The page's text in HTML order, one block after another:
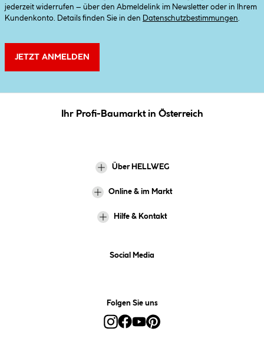
jederzeit widerrufen – über den Abmeldelink im Newsletter oder in Ihrem
Kundenkonto. Details finden Sie in den
Datenschutzbestimmungen
JETZT ANMELDEN
Ihr Profi-Baumarkt in Österreich
Über HELLWEG
Online & im Markt
Hilfe & Kontakt
Social Media
Folgen Sie uns